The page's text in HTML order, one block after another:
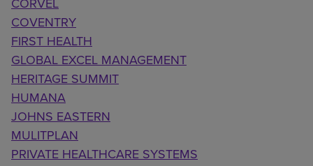
COVENTRY
FIRST HEALTH
GLOBAL EXCEL MANAGEMENT
HERITAGE SUMMIT
HUMANA
JOHNS EASTERN
MULITPLAN
PRIVATE HEALTHCARE SYSTEMS